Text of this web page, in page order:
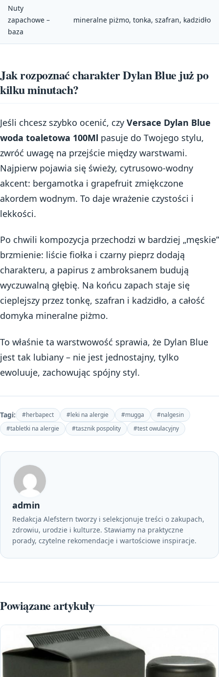
Nuty
zapachowe –
baza
mineralne piżmo, tonka, szafran, kadzidło
Jak rozpoznać charakter Dylan Blue już po
kilku minutach?
Jeśli chcesz szybko ocenić, czy Versace Dylan Blue
woda toaletowa 100Ml pasuje do Twojego stylu,
zwróć uwagę na przejście między warstwami.
Najpierw pojawia się świeży, cytrusowo-wodny
akcent: bergamotka i grapefruit zmiękczone
akordem wodnym. To daje wrażenie czystości i
lekkości.
Po chwili kompozycja przechodzi w bardziej „męskie”
brzmienie: liście fiołka i czarny pieprz dodają
charakteru, a papirus z ambroksanem budują
wyczuwalną głębię. Na końcu zapach staje się
cieplejszy przez tonkę, szafran i kadzidło, a całość
domyka mineralne piżmo.
To właśnie ta warstwowość sprawia, że Dylan Blue
jest tak lubiany – nie jest jednostajny, tylko
ewoluuje, zachowując spójny styl.
Tagi: #herbapect #leki na alergie #mugga
#nalgesin
#tabletki na alergie
#tasznik pospolity #test owulacyjny
admin
Redakcja Alefstern tworzy i selekcjonuje treści o zakupach,
zdrowiu, urodzie i kulturze. Stawiamy na praktyczne
porady, czytelne rekomendacje i wartościowe inspiracje.
Powiązane artykuły